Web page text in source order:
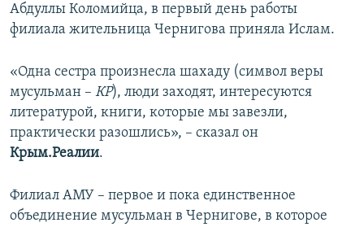
Абдуллы Коломийца, в первый день работы
филиала жительница Чернигова приняла Ислам.
«Одна сестра произнесла шахаду (символ веры
мусульман – КР), люди заходят, интересуются
литературой, книги, которые мы завезли,
практически разошлись», – сказал он
Крым.Реалии.
Филиал АМУ – первое и пока единственное
объединение мусульман в Чернигове, в которое